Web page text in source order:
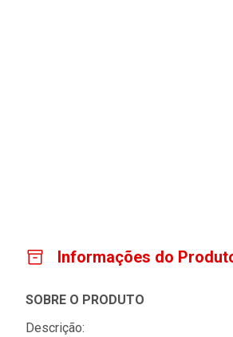
Informações do
SOBRE O PRODUTO
Descrição: